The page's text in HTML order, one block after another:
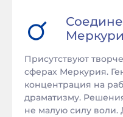
Присутствуют
сферах Меркурия.
концентрация на
драматизму.
не малую силу